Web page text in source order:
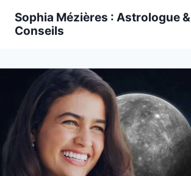
Sophia Mézières : Astrologue &
Conseils